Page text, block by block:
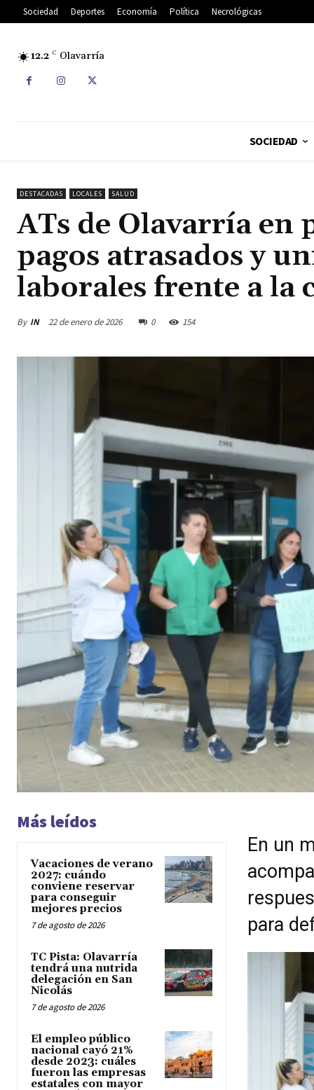
Sociedad Deportes Economía Política Necrológicas
12.2 C Olavarría
SOCIEDAD
DESTACADAS LOCALES SALUD
ATs de Olavarría en
pagos atrasados y
laborales frente a la
By IN 22 de enero de 2026 0 154
Más leídos
Vacaciones de verano
2027: cuándo
conviene reservar
para conseguir
mejores precios
7 de agosto de 2026
TC Pista: Olavarría
tendrá una nutrida
delegación en San
Nicolás
7 de agosto de 2026
El empleo público
nacional cayó 21%
desde 2023: cuáles
fueron las empresas
estatales con mayor
En un
para